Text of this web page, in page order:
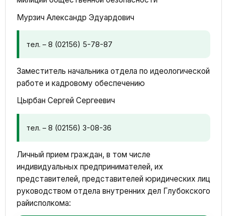
Мурзич Александр Эдуардович
тел. – 8 (02156) 5-78-87
Заместитель начальника отдела по идеологической
работе и кадровому обеспечению
Цырбан Сергей Сергеевич
тел. – 8 (02156) 3-08-36
Личный прием граждан, в том числе
индивидуальных предпринимателей, их
представителей, представителей юридических лиц
руководством отдела внутренних дел Глубокского
райисполкома: